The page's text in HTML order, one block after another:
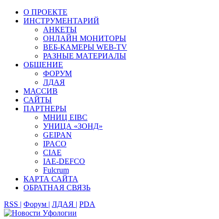
О ПРОЕКТЕ
ИНСТРУМЕНТАРИЙ
АНКЕТЫ
ОНЛАЙН МОНИТОРЫ
ВЕБ-КАМЕРЫ WEB-TV
РАЗНЫЕ МАТЕРИАЛЫ
ОБЩЕНИЕ
ФОРУМ
ЛДАЯ
МАССИВ
САЙТЫ
ПАРТНЕРЫ
МНИЦ EIBC
УНИЦА «ЗОНД»
GEIPAN
IPACO
CIAE
IAE-DEFCO
Fulcrum
КАРТА САЙТА
ОБРАТНАЯ СВЯЗЬ
RSS | Форум | ЛДАЯ | PDA